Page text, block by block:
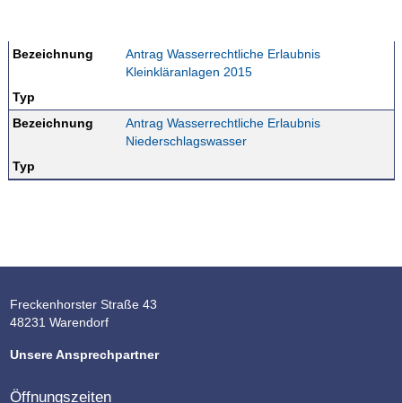
Typ
Bezeichnung
Antrag Wasserrechtliche Erlaubnis
Kleinkläranlagen 2015
Typ
Bezeichnung
Antrag Wasserrechtliche Erlaubnis
Niederschlagswasser
Freckenhorster Straße 43
48231 Warendorf
Unsere Ansprechpartner
Öffnungszeiten